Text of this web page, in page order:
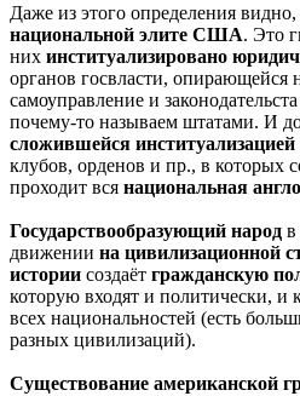
Даже из этого определения видно,
национальной элите США. Это
них институализировано
органов госвласти, опирающейся
самоуправление и
почему-то называем штатами. И
сложившейся
клубов, орденов и пр., в которых
проходит вся национальная
Государствообразующий народ в
движении на цивилизационной
истории создаёт гражданскую
которую входят и политически, и
всех национальностей (есть
разных цивилизаций).
Существование американской